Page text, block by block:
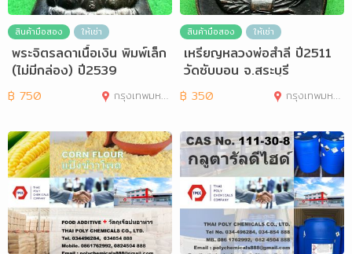
สินค้ามือสอง ให้เช่า
พระจิตรลดาเนื้อเงิน พิมพ์เล็ก
(ไม่มีกล่อง) ปี2539
฿ 750 กรุงเทพมหานคร
สินค้ามือสอง ให้เช่า
เหรียญหลวงพ่อสำลี ปี2511
วัดซับบอน จ.สระบุรี
฿ 350 กรุงเทพมหานคร